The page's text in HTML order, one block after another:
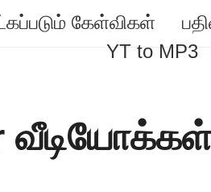
கேள்விகள்
YT to MP3